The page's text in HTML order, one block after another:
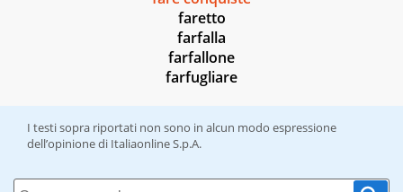
faretto
farfalla
farfallone
farfugliare
I testi sopra riportati non sono in alcun modo espressione
dell’opinione di Italiaonline S.p.A.